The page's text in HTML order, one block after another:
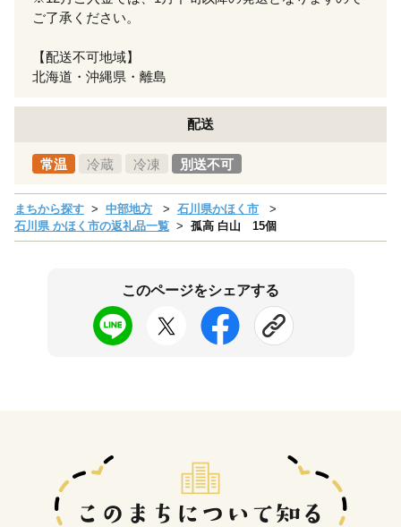
ご了承ください。
【配送不可地域】
北海道・沖縄県・離島
配送
常温 冷蔵 冷凍 別送不可
まちから探す 中部地方
石川県かほく市
石川県 かほく市の返礼品一覧
孤高 白山 15個
このページをシェアする